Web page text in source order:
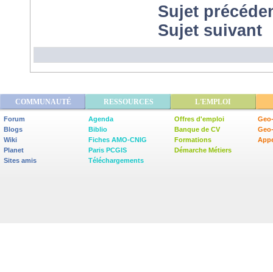
Sujet
Sujet suivant
COMMUNAUTÉ RESSOURCES L'EMPLOI
Forum
Blogs
Wiki
Planet
Sites amis
Agenda
Biblio
Fiches AMO-CNIG
Paris PCGIS
Téléchargements
Offres d'emploi
Banque de CV
Formations
Démarche Métiers